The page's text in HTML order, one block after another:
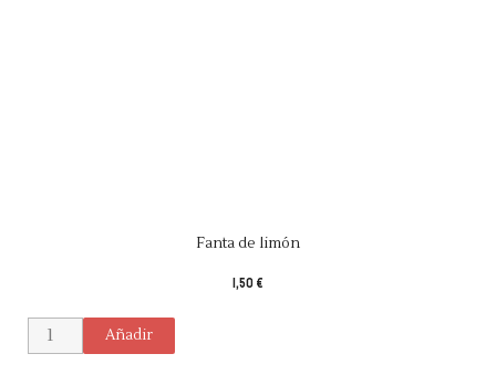
Fanta de limón
1,50 €
Añadir